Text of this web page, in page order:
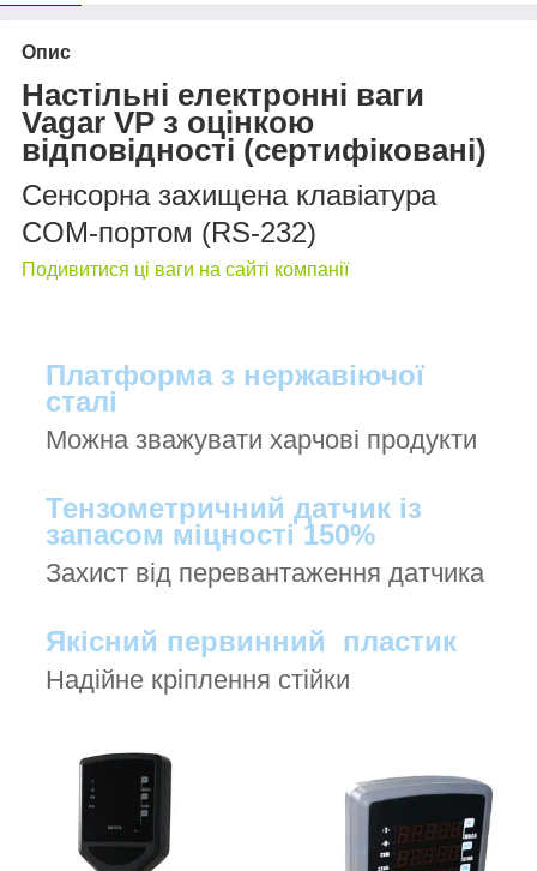
Опис
Настільні електронні ваги
Vagar VP з оцінкою
відповідності (сертифіковані)
Сенсорна захищена клавіатура
COM-портом (RS-232)
Подивитися ці ваги на сайті компанії
Платформа з нержавіючої
сталі
Можна зважувати харчові продукти
Тензометричний датчик із
запасом міцності 150%
Захист від перевантаження датчика
Якісний первинний пластик
Надійне кріплення стійки